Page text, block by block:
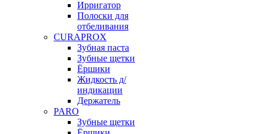
Ирригатор
Полоски для
отбеливания
CURAPROX
Зубная паста
Зубные щетки
Ёршики
Жидкость д/
индикации
Держатель
PARO
Зубные щетки